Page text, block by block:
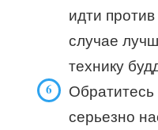
идти
случае
технику
Обратитесь
серьезно